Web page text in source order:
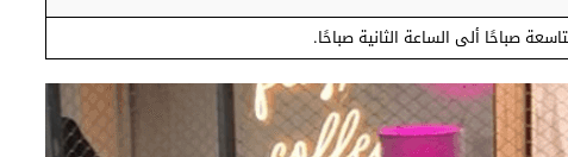
صباحًا ألى الساعة الثانية صباحًا.